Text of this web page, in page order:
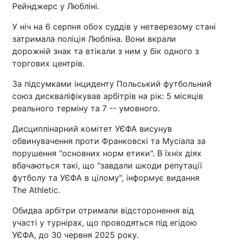
Рейнджерс у Любліні.
У ніч на 6 серпня обох суддів у нетверезому стані
затримала поліція Любліна. Вони вкрали
дорожній знак та втікали з ним у бік одного з
торгових центрів.
За підсумками інциденту Польський футбольний
союз дискваліфікував арбітрів на рік: 5 місяців
реального терміну та 7 -- умовного.
Дисциплінарний комітет УЄФА висунув
обвинувачення проти Франковскі та Мусіала за
порушення "основних норм етики". В їхніх діях
вбачаються такі, що "завдали шкоди репутації
футболу та УЄФА в цілому", інформує видання
The Athletic.
Обидва арбітри отримали відсторонення від
участі у турнірах, що проводяться під егідою
УЄФА, до 30 червня 2025 року.